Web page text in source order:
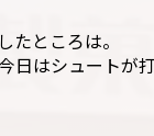
たところは。
日はシュートが